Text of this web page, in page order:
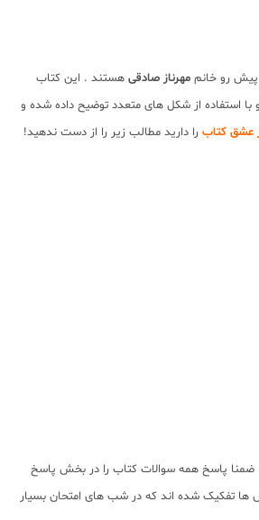
رو خانم مهرناز صادقی هستند . این کتاب
با استفاده از شکل های متعدد توضیح داده شده و
عشق کتاب را دارید مطالب زیر را از دست ندهید!
ضمنا پاسخ همه سوالات کتاب را در بخش پاسخ
ها تفکیک شده اند که در شب های امتحان بسیار